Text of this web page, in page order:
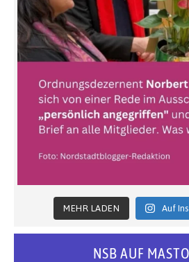
MEHR LADEN Auf
NSB AUF